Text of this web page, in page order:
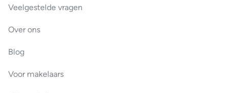
Veelgestelde vragen
Over ons
Blog
Voor makelaars